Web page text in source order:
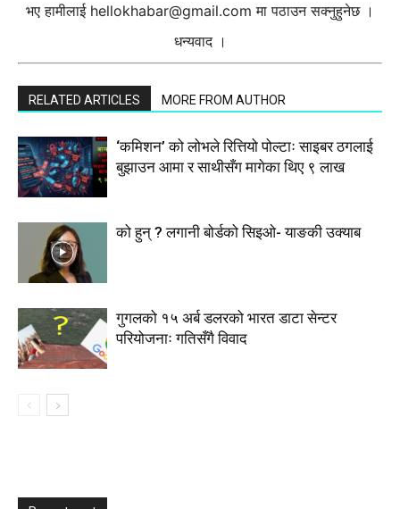
भए हामीलाई hellokhabar@gmail.com मा पठाउन सक्नुहुनेछ ।
धन्यवाद ।
RELATED ARTICLES MORE FROM AUTHOR
‘कमिशन’ को लोभले रित्तियो पोल्टाः साइबर ठगलाई
बुझाउन आमा र साथीसँग मागेका थिए ९ लाख
को हुन् ? लगानी बोर्डको सिइओ- याङकी उक्याब
गुगलको १५ अर्ब डलरको भारत डाटा सेन्टर
परियोजनाः गतिसँगै विवाद